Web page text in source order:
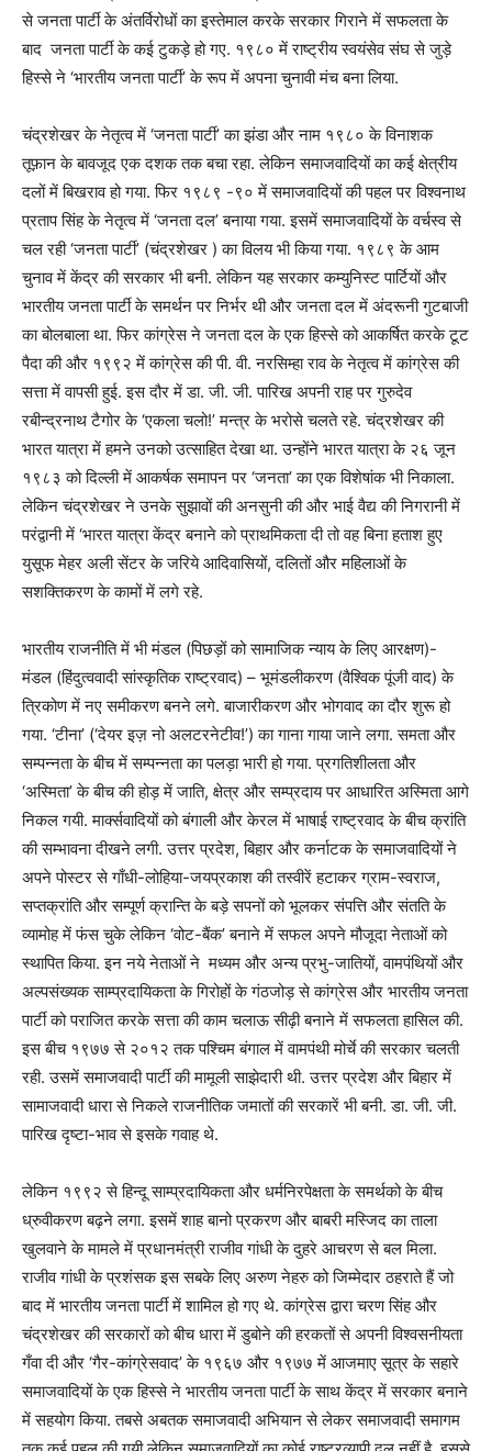
से जनता पार्टी के अंतर्विरोधों का इस्तेमाल करके सरकार गिराने में सफलता के
बाद जनता पार्टी के कई टुकड़े हो गए. १९८० में राष्ट्रीय स्वयंसेव संघ से जुड़े
हिस्से ने ‘भारतीय जनता पार्टी’ के रूप में अपना चुनावी मंच बना लिया.
चंद्रशेखर के नेतृत्व में ‘जनता पार्टी’ का झंडा और नाम १९८० के विनाशक
तूफ़ान के बावजूद एक दशक तक बचा रहा. लेकिन समाजवादियों का कई क्षेत्रीय
दलों में बिखराव हो गया. फिर १९८९ -९० में समाजवादियों की पहल पर विश्वनाथ
प्रताप सिंह के नेतृत्व में ‘जनता दल’ बनाया गया. इसमें समाजवादियों के वर्चस्व से
चल रही ‘जनता पार्टी’ (चंद्रशेखर ) का विलय भी किया गया. १९८९ के आम
चुनाव में केंद्र की सरकार भी बनी. लेकिन यह सरकार कम्युनिस्ट पार्टियों और
भारतीय जनता पार्टी के समर्थन पर निर्भर थी और जनता दल में अंदरूनी गुटबाजी
का बोलबाला था. फिर कांग्रेस ने जनता दल के एक हिस्से को आकर्षित करके टूट
पैदा की और १९९२ में कांग्रेस की पी. वी. नरसिम्हा राव के नेतृत्व में कांग्रेस की
सत्ता में वापसी हुई. इस दौर में डा. जी. जी. पारिख अपनी राह पर गुरुदेव
रबीन्द्रनाथ टैगोर के ‘एकला चलो!’ मन्त्र के भरोसे चलते रहे. चंद्रशेखर की
भारत यात्रा में हमने उनको उत्साहित देखा था. उन्होंने भारत यात्रा के २६ जून
१९८३ को दिल्ली में आकर्षक समापन पर ‘जनता’ का एक विशेषांक भी निकाला.
लेकिन चंद्रशेखर ने उनके सुझावों की अनसुनी की और भाई वैद्य की निगरानी में
परंद्वानी में ‘भारत यात्रा केंद्र बनाने को प्राथमिकता दी तो वह बिना हताश हुए
युसूफ मेहर अली सेंटर के जरिये आदिवासियों, दलितों और महिलाओं के
सशक्तिकरण के कामों में लगे रहे.
भारतीय राजनीति में भी मंडल (पिछड़ों को सामाजिक न्याय के लिए आरक्षण)-
मंडल (हिंदुत्ववादी सांस्कृतिक राष्ट्रवाद) – भूमंडलीकरण (वैश्विक पूंजी वाद) के
त्रिकोण में नए समीकरण बनने लगे. बाजारीकरण और भोगवाद का दौर शुरू हो
गया. ‘टीना’ (‘देयर इज़ नो अलटरनेटीव!’) का गाना गाया जाने लगा. समता और
सम्पन्नता के बीच में सम्पन्नता का पलड़ा भारी हो गया. प्रगतिशीलता और
‘अस्मिता’ के बीच की होड़ में जाति, क्षेत्र और सम्प्रदाय पर आधारित अस्मिता आगे
निकल गयी. मार्क्सवादियों को बंगाली और केरल में भाषाई राष्ट्रवाद के बीच क्रांति
की सम्भावना दीखने लगी. उत्तर प्रदेश, बिहार और कर्नाटक के समाजवादियों ने
अपने पोस्टर से गाँधी-लोहिया-जयप्रकाश की तस्वीरें हटाकर ग्राम-स्वराज,
सप्तक्रांति और सम्पूर्ण क्रान्ति के बड़े सपनों को भूलकर संपत्ति और संतति के
व्यामोह में फंस चुके लेकिन ‘वोट-बैंक’ बनाने में सफल अपने मौजूदा नेताओं को
स्थापित किया. इन नये नेताओं ने मध्यम और अन्य प्रभु-जातियों, वामपंथियों और
अल्पसंख्यक साम्प्रदायिकता के गिरोहों के गंठजोड़ से कांग्रेस और भारतीय जनता
पार्टी को पराजित करके सत्ता की काम चलाऊ सीढ़ी बनाने में सफलता हासिल की.
इस बीच १९७७ से २०१२ तक पश्चिम बंगाल में वामपंथी मोर्चे की सरकार चलती
रही. उसमें समाजवादी पार्टी की मामूली साझेदारी थी. उत्तर प्रदेश और बिहार में
सामाजवादी धारा से निकले राजनीतिक जमातों की सरकारें भी बनी. डा. जी. जी.
पारिख दृष्टा-भाव से इसके गवाह थे.
लेकिन १९९२ से हिन्दू साम्प्रदायिकता और धर्मनिरपेक्षता के समर्थको के बीच
ध्रुवीकरण बढ़ने लगा. इसमें शाह बानो प्रकरण और बाबरी मस्जिद का ताला
खुलवाने के मामले में प्रधानमंत्री राजीव गांधी के दुहरे आचरण से बल मिला.
राजीव गांधी के प्रशंसक इस सबके लिए अरुण नेहरु को जिम्मेदार ठहराते हैं जो
बाद में भारतीय जनता पार्टी में शामिल हो गए थे. कांग्रेस द्वारा चरण सिंह और
चंद्रशेखर की सरकारों को बीच धारा में डुबोने की हरकतों से अपनी विश्वसनीयता
गँवा दी और ‘गैर-कांग्रेसवाद’ के १९६७ और १९७७ में आजमाए सूत्र के सहारे
समाजवादियों के एक हिस्से ने भारतीय जनता पार्टी के साथ केंद्र में सरकार बनाने
में सहयोग किया. तबसे अबतक समाजवादी अभियान से लेकर समाजवादी समागम